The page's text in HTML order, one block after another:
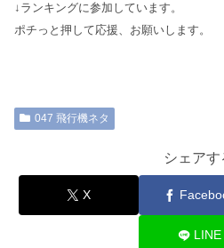
↓ランキングに参加しています。
ポチっと押して応援、お願いします。
047 飛行機ネタ
シェアす
X
LINE